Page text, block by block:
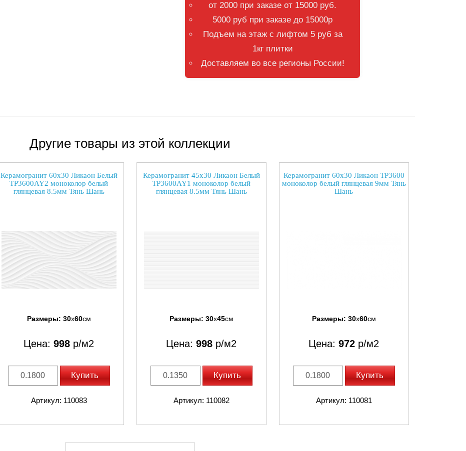
от 2000 при заказе от 15000 руб.
5000 руб при заказе до 15000р
Подъем на этаж с лифтом 5 руб за
1кг плитки
Доставляем во все регионы России!
Другие товары из этой коллекции
Керамогранит 60x30 Ликаон Белый
TP3600AY2 моноколор белый
глянцевая 8.5мм Тянь Шань
Размеры: 30x60см
Цена: 998 р/м2
Купить
Артикул: 110083
Керамогранит 45x30 Ликаон Белый
TP3600AY1 моноколор белый
глянцевая 8.5мм Тянь Шань
Размеры: 30x45см
Цена: 998 р/м2
Купить
Артикул: 110082
Керамогранит 60x30 Ликаон TP3600
моноколор белый глянцевая 9мм Тянь
Шань
Размеры: 30x60см
Цена: 972 р/м2
Купить
Артикул: 110081